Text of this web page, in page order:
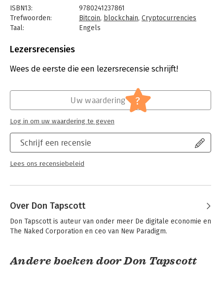
But it is much more than that. It is a public ledger to which
everyone has access, but which no single person controls. It
enables companies and individuals to collaborate with an
unprecedented degree of trust and transparency. It is
cryptographically secure, but fundamentally open. And soon it
will be everywhere.
In Blockchain Revolution, Don and Alex Tapscott reveal how
world economy, dramatically improving everything from
healthcare records to online voting, and from insurance claims
to royalty payments. Brilliantly researched and highly
accessible, this is the essential text on the next major
ISBN13:
9780241237861
Trefwoorden:
Bitcoin, blockchain, Cryptocurrencies
Taal:
Engels
Aantal pagina's:
Druk:
1
Economie,Mens en maatschappij
Lezersrecensies
Wees de eerste die een lezersrecensie schrijft!
Schrijf een recensie
Lees ons recensiebeleid
Uw waardering ?
Log in om uw waardering te geven
Over Don Tapscott
Don Tapscott is auteur van onder meer De digitale economie en
The Naked Corporation en ceo van New Paradigm.
Andere boeken door Don Tapscott